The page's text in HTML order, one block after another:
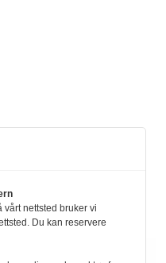
vårt nettsted bruker vi
Du kan reservere